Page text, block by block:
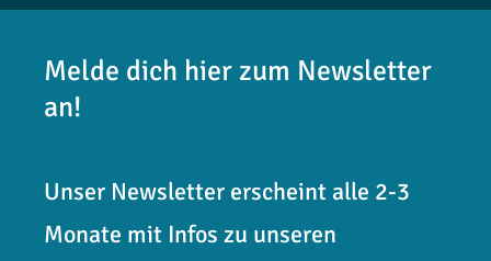
Melde dich hier zum Newsletter
an!
Unser Newsletter erscheint alle 2-3
Monate mit Infos zu unseren